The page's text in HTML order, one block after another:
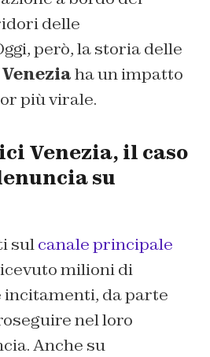
delle
però, la storia delle
ha un impatto
più virale.
Venezia, il caso
su
sulcanale principale
milioni di
incitamenti, da parte
nel loro
Anche su